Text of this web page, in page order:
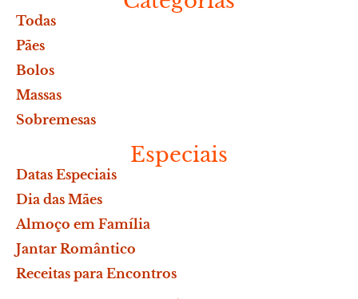
Todas
Pães
Bolos
Massas
Sobremesas
Especiais
Datas Especiais
Dia das Mães
Almoço em Família
Jantar Romântico
Receitas para Encontros